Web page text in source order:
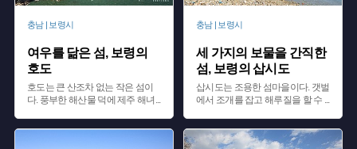
충남 | 보령시
여우를 닮은 섬, 보령의
호도
호도는 큰 산조차 없는 작은 섬이
다. 풍부한 해산물 덕에 제주 해녀 ...
충남 | 보령시
세 가지의 보물을 간직한
섬, 보령의 삽시도
삽시도는 조용한 섬마을이다. 갯벌
에서 조개를 잡고 해루질을 할 수 ...